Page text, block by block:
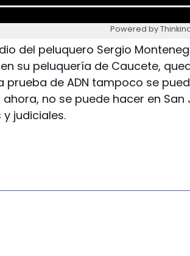
Powered by
del peluquero Sergio
su peluquería de Caucete,
prueba de ADN tampoco se
no se puede hacer en San
judiciales.